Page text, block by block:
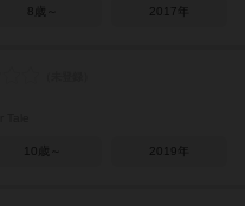
8歳～ 2017年
10歳～ 2019年